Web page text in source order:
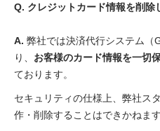
Q. クレジットカード情報を削除
A. 弊社では決済代行システム（
り、 お客様のカード情報を一切
ております。
セキュリティの仕様上、弊社ス
作・削除することはできかねます